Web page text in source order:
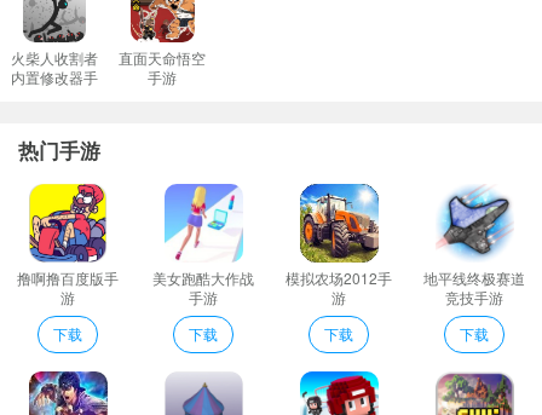
火柴人收割者
内置修改器手
直面天命悟空
手游
热门手游
撸啊撸百度版手
游
下载
美女跑酷大作战
手游
下载
模拟农场2012手
游
下载
地平线终极赛道
竞技手游
下载